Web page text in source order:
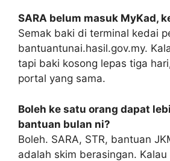
SARA belum masuk MyKad,
Semak baki di terminal kedai
bantuantunai.hasil.gov.my.
tapi baki kosong lepas tiga
portal yang sama.
Boleh ke satu orang dapat
bantuan bulan ni?
Boleh. SARA, STR, bantuan
adalah skim berasingan.